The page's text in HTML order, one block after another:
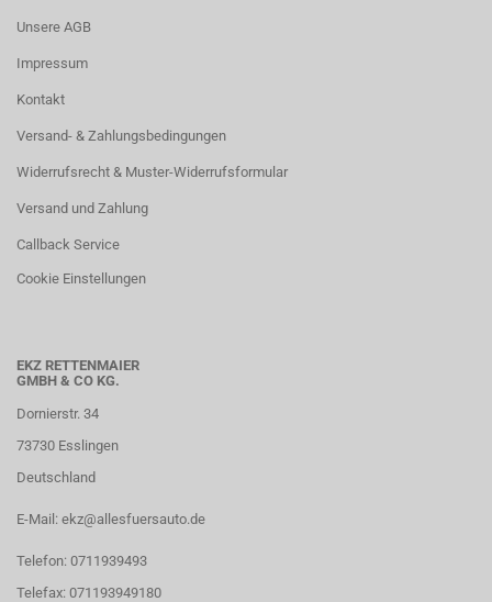
Unsere AGB
Impressum
Kontakt
Versand- & Zahlungsbedingungen
Widerrufsrecht & Muster-Widerrufsformular
Versand und Zahlung
Callback Service
Cookie Einstellungen
EKZ RETTENMAIER
GMBH & CO KG.
Dornierstr. 34
73730 Esslingen
Deutschland
E-Mail: ekz@allesfuersauto.de
Telefon: 0711939493
Telefax: 071193949180